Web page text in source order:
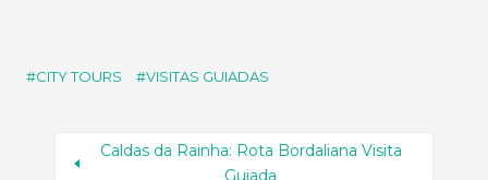
CITY TOURS VISITAS GUIADAS
Caldas da Rainha: Rota Bordaliana Visita
Guiada